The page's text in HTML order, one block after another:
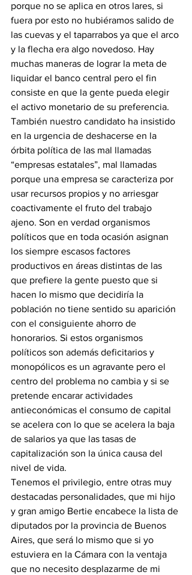
porque no se aplica en otros lares, si
fuera por esto no hubiéramos salido de
las cuevas y el taparrabos ya que el arco
y la flecha era algo novedoso. Hay
muchas maneras de lograr la meta de
liquidar el banco central pero el fin
consiste en que la gente pueda elegir
el activo monetario de su preferencia.
También nuestro candidato ha insistido
en la urgencia de deshacerse en la
órbita política de las mal llamadas
“empresas estatales”, mal llamadas
porque una empresa se caracteriza por
usar recursos propios y no arriesgar
coactivamente el fruto del trabajo
ajeno. Son en verdad organismos
políticos que en toda ocasión asignan
los siempre escasos factores
productivos en áreas distintas de las
que prefiere la gente puesto que si
hacen lo mismo que decidiría la
población no tiene sentido su aparición
con el consiguiente ahorro de
honorarios. Si estos organismos
políticos son además deficitarios y
monopólicos es un agravante pero el
centro del problema no cambia y si se
pretende encarar actividades
antieconómicas el consumo de capital
se acelera con lo que se acelera la baja
de salarios ya que las tasas de
capitalización son la única causa del
nivel de vida.
Tenemos el privilegio, entre otras muy
destacadas personalidades, que mi hijo
y gran amigo Bertie encabece la lista de
diputados por la provincia de Buenos
Aires, que será lo mismo que si yo
estuviera en la Cámara con la ventaja
que no necesito desplazarme de mi